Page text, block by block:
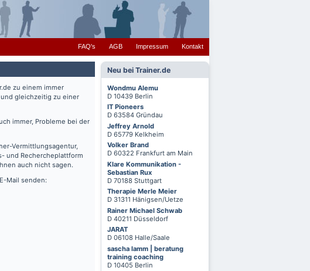
FAQ's AGB Impressum Kontakt
Neu bei Trainer.de
Wondmu Alemu
D 10439 Berlin
IT Pioneers
D 63584 Gründau
Jeffrey Arnold
D 65779 Kelkheim
Volker Brand
D 60322 Frankfurt am Main
Klare Kommunikation -
Sebastian Rux
D 70188 Stuttgart
Therapie Merle Meier
D 31311 Hänigsen/Uetze
Rainer Michael Schwab
D 40211 Düsseldorf
JARAT
D 06108 Halle/Saale
sascha lamm | beratung
training coaching
D 10405 Berlin
zu einem immer
gleichzeitig zu einer
immer, Probleme bei der
Vermittlungsagentur,
und Rechercheplattform
auch nicht sagen.
Mail senden: